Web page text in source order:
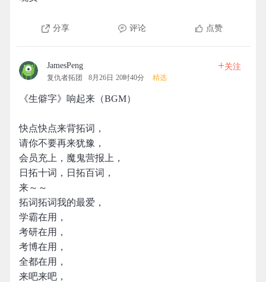
分享 评论 点赞
JamesPeng
复仇者拓团 8月26日 20时40分 精选
+关注
《生僻字》响起来（BGM）
快点快点来背拓词，
请你不要再来犹豫，
会员充上，魔鬼营报上，
日拓十词，日拓百词，
来～～
拓词拓词我的最爱，
学霸在用，
考研在用，
考博在用，
全都在用，
来吧来吧，